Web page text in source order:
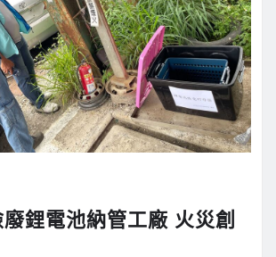
鋰電池納管工廠 火災創